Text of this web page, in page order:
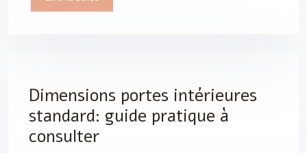
Dimensions portes intérieures
standard: guide pratique à
consulter